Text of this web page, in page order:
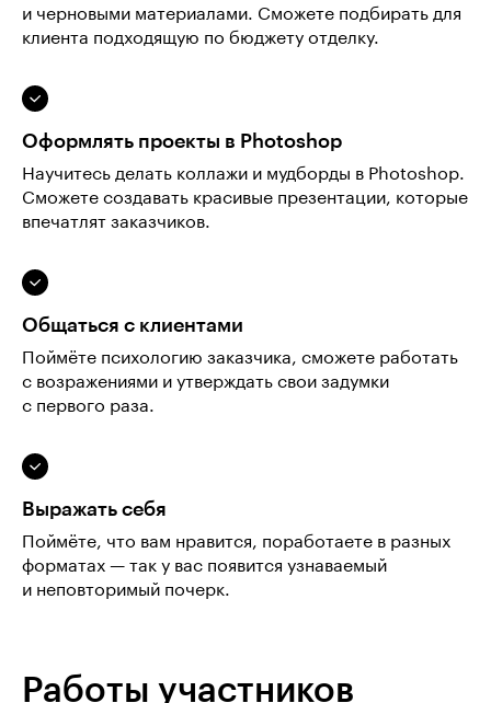
и черновыми материалами. Сможете подбирать для
клиента подходящую по бюджету отделку.
Оформлять проекты в Photoshop
Научитесь делать коллажи и мудборды в Photoshop.
Сможете создавать красивые презентации, которые
впечатлят заказчиков.
Общаться с клиентами
Поймёте психологию заказчика, сможете работать
с возражениями и утверждать свои задумки
с первого раза.
Выражать себя
Поймёте, что вам нравится, поработаете в разных
форматах — так у вас появится узнаваемый
и неповторимый почерк.
Работы участников